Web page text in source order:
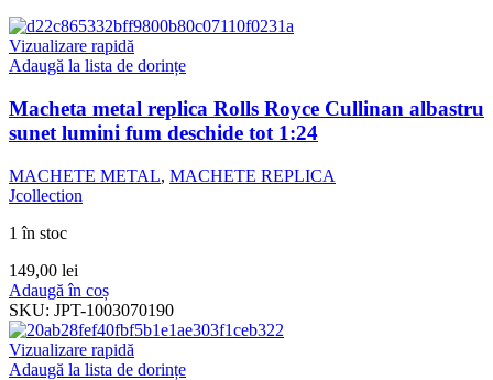
Vizualizare rapidă
Adaugă la lista de dorințe
Macheta metal replica Rolls Royce Cullinan albastru
sunet lumini fum deschide tot 1:24
MACHETE METAL, MACHETE REPLICA
Jcollection
1 în stoc
149,00 lei
Adaugă în coș
SKU: JPT-1003070190
Vizualizare rapidă
Adaugă la lista de dorințe